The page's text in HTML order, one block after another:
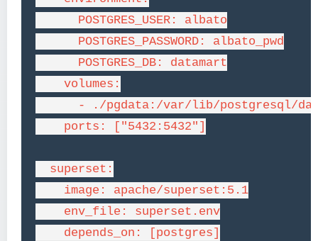
      POSTGRES_USER: albato
      POSTGRES_PASSWORD: albato_pwd
      POSTGRES_DB: datamart
    volumes:
- ./pgdata:/var/lib/postgresql/
    ports: ["5432:5432"]
  superset:
    image: apache/superset:5.1
    env_file: superset.env
    depends_on: [postgres]